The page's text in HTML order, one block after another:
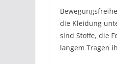
die Kleidung
sind Stoffe, die
langem Tragen